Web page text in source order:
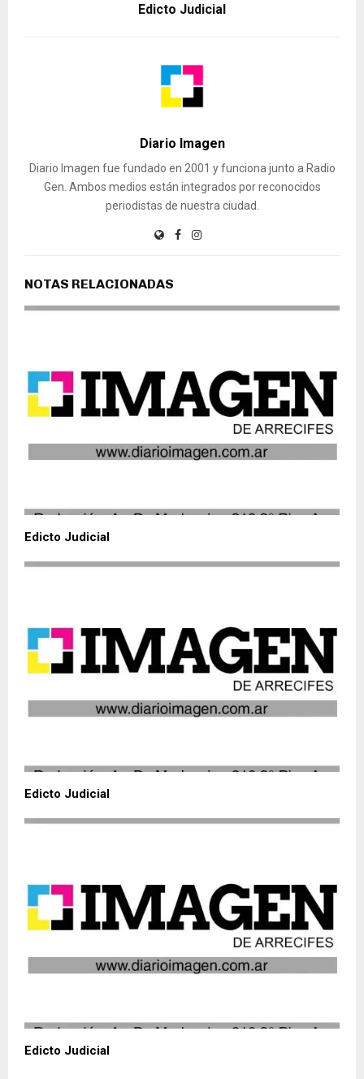
Edicto Judicial
Diario Imagen
Diario Imagen fue fundado en 2001 y funciona junto a Radio
Gen. Ambos medios están integrados por reconocidos
periodistas de nuestra ciudad.
NOTAS RELACIONADAS
Edicto Judicial
Edicto Judicial
Edicto Judicial